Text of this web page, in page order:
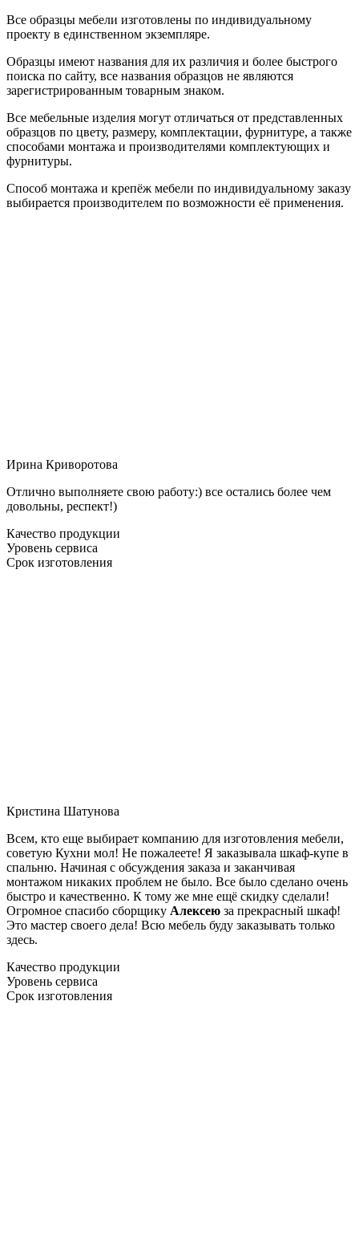
Все образцы мебели изготовлены по индивидуальному
проекту в единственном экземпляре.
Образцы имеют названия для их различия и более быстрого
поиска по сайту, все названия образцов не являются
зарегистрированным товарным знаком.
Все мебельные изделия могут отличаться от представленных
образцов по цвету, размеру, комплектации, фурнитуре, а также
способами монтажа и производителями комплектующих и
фурнитуры.
Способ монтажа и крепёж мебели по индивидуальному заказу
выбирается производителем по возможности её применения.
Ирина Криворотова
Отлично выполняете свою работу:) все остались более чем
довольны, респект!)
Качество продукции
Уровень сервиса
Срок изготовления
Кристина Шатунова
Всем, кто еще выбирает компанию для изготовления мебели,
советую Кухни мол! Не пожалеете! Я заказывала шкаф-купе в
спальню. Начиная с обсуждения заказа и заканчивая
монтажом никаких проблем не было. Все было сделано очень
быстро и качественно. К тому же мне ещё скидку сделали!
Огромное спасибо сборщику Алексею за прекрасный шкаф!
Это мастер своего дела! Всю мебель буду заказывать только
здесь.
Качество продукции
Уровень сервиса
Срок изготовления